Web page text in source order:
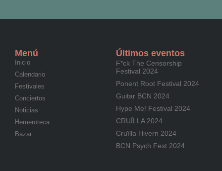
Menú
Inicio
Calendario
Festivales
Conciertos
Noticias
Hemeroteca
Bazar
Últimos eventos
F*ck The Censorship
Festival 2024
Ponent Root Festival 2024
Guitar BCN 2024
Hype Me! Festival 2024
CRUÏLLA 2024
Cruïlla Hivern 2024
BCN Psych Fest 2024